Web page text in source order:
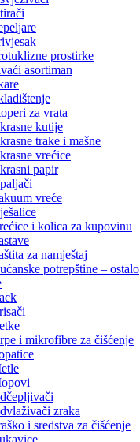
prostirke
asortiman
za vrata
kutije
trake i mašne
vrećice
papir
vreće
i kolica za kupovinu
za namještaj
potrepštine – ostalo
i mikrofibre za čišćenje
zraka
i sredstva za čišćenje